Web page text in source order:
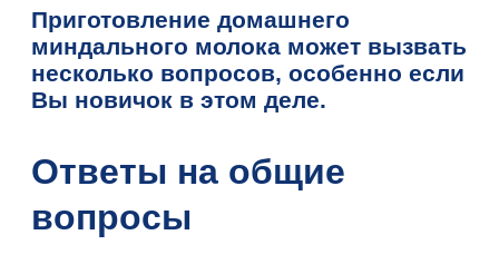
Приготовление домашнего
миндального молока может вызвать
несколько вопросов, особенно если
Вы новичок в этом деле.
Ответы на общие
вопросы